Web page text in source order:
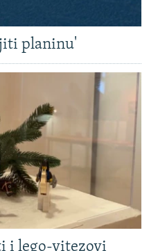
planinu'
i lego-vitezovi